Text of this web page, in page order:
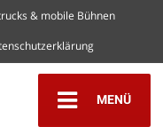
& mobile Bühnen
MENÜ